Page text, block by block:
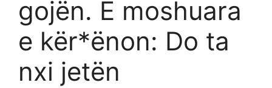
gojën. E moshuara
e kër*ënon: Do ta
nxi jetën